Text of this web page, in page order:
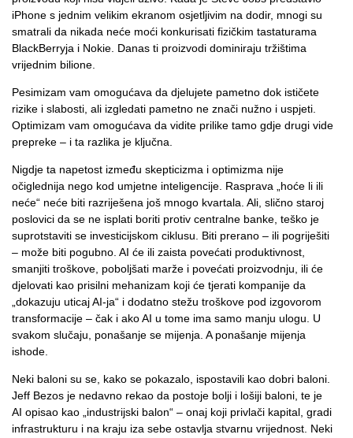
iPhone s jednim velikim ekranom osjetljivim na dodir, mnogi su
smatrali da nikada neće moći konkurisati fizičkim tastaturama
BlackBerryja i Nokie. Danas ti proizvodi dominiraju tržištima
vrijednim bilione.
Pesimizam vam omogućava da djelujete pametno dok ističete
rizike i slabosti, ali izgledati pametno ne znači nužno i uspjeti.
Optimizam vam omogućava da vidite prilike tamo gdje drugi vide
prepreke – i ta razlika je ključna.
Nigdje ta napetost između skepticizma i optimizma nije
očiglednija nego kod umjetne inteligencije. Rasprava „hoće li ili
neće“ neće biti razriješena još mnogo kvartala. Ali, slično staroj
poslovici da se ne isplati boriti protiv centralne banke, teško je
suprotstaviti se investicijskom ciklusu. Biti prerano – ili pogriješiti
– može biti pogubno. AI će ili zaista povećati produktivnost,
smanjiti troškove, poboljšati marže i povećati proizvodnju, ili će
djelovati kao prisilni mehanizam koji će tjerati kompanije da
„dokazuju uticaj AI-ja“ i dodatno stežu troškove pod izgovorom
transformacije – čak i ako AI u tome ima samo manju ulogu. U
svakom slučaju, ponašanje se mijenja. A ponašanje mijenja
ishode.
Neki baloni su se, kako se pokazalo, ispostavili kao dobri baloni.
Jeff Bezos je nedavno rekao da postoje bolji i lošiji baloni, te je
AI opisao kao „industrijski balon“ – onaj koji privlači kapital, gradi
infrastrukturu i na kraju iza sebe ostavlja stvarnu vrijednost. Neki